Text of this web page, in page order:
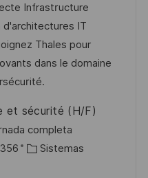
t
e
g
o
r
a
Infrastructure
d'architectures IT
Thales pour
dans le domaine
et sécurité (H/F)
completa
C Sistemas